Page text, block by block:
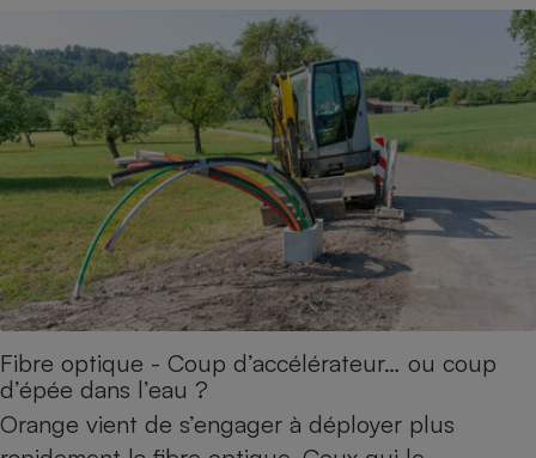
Fibre optique - Coup d’accélérateur… ou coup
d’épée dans l’eau ?
Orange vient de s’engager à déployer plus